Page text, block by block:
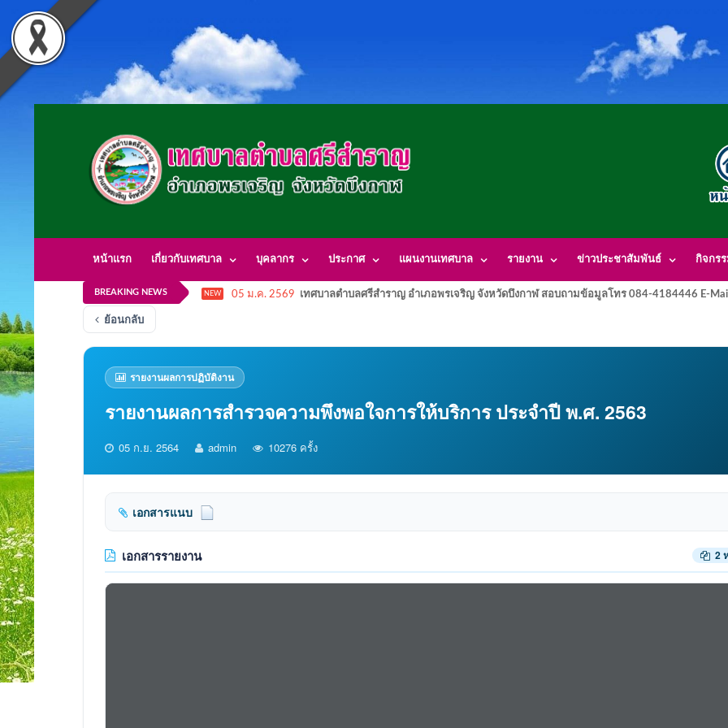
หน้าแรก เกี่ยวกับเทศบาล บุคลากร ประกาศ แผนงานเทศบาล รายงาน ข่าวประชาสัมพันธ์ กิจกรร
BREAKING NEWS NEW 05 ม.ค. 2569 เทศบาลตำบลศรีสำราญ อำเภอพรเจริญ จังหวัดบึงกาฬ สอบถามข้อมูลโทร 084-4184446 E-
ย้อนกลับ
รายงานผลการปฏิบัติงาน
รายงานผลการสำรวจความพึงพอใจการให้บริการ ประจำปี พ.ศ. 2563
05 ก.ย. 2564 admin 10276 ครั้ง
เอกสารแนบ
เอกสารรายงาน 2